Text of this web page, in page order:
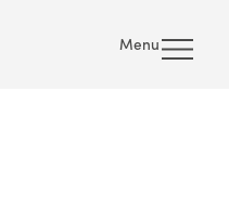
Menu